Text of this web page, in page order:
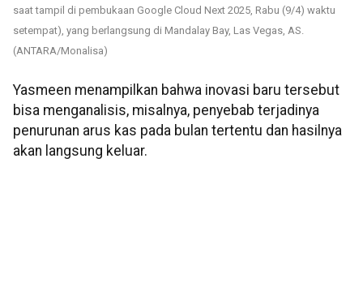
saat tampil di pembukaan Google Cloud Next 2025, Rabu (9/4) waktu
setempat), yang berlangsung di Mandalay Bay, Las Vegas, AS.
(ANTARA/Monalisa)
Yasmeen menampilkan bahwa inovasi baru tersebut
bisa menganalisis, misalnya, penyebab terjadinya
penurunan arus kas pada bulan tertentu dan hasilnya
akan langsung keluar.